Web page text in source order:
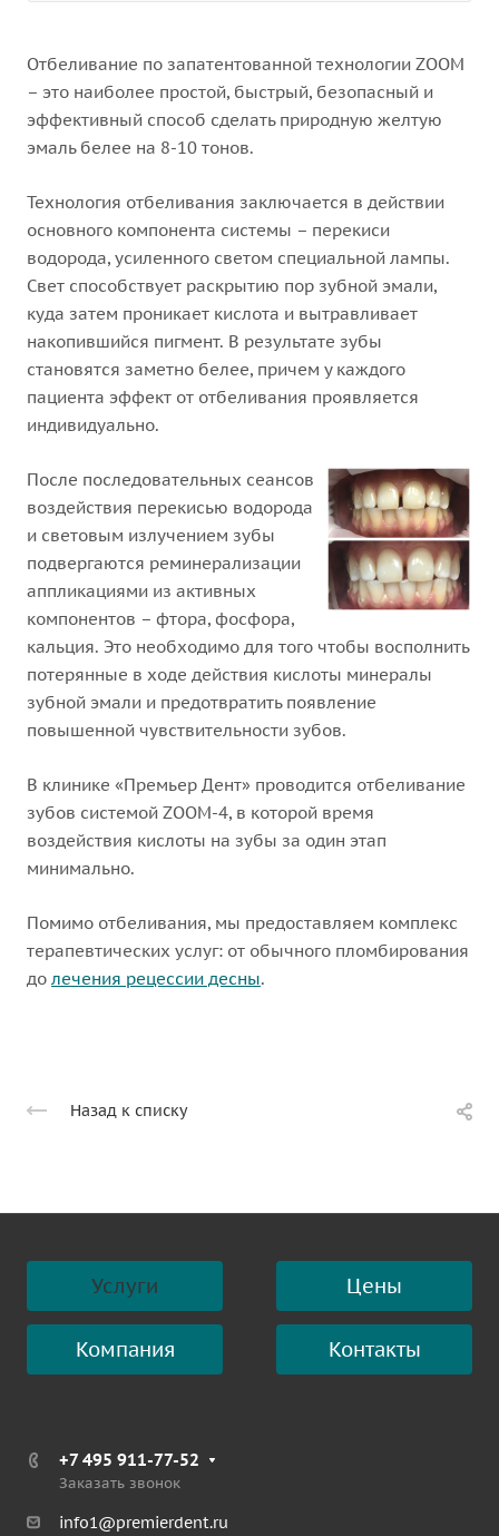
Отбеливание по запатентованной технологии ZOOM
– это наиболее простой, быстрый, безопасный и
эффективный способ сделать природную желтую
эмаль белее на 8-10 тонов.
Технология отбеливания заключается в действии
основного компонента системы – перекиси
водорода, усиленного светом специальной лампы.
Свет способствует раскрытию пор зубной эмали,
куда затем проникает кислота и вытравливает
накопившийся пигмент. В результате зубы
становятся заметно белее, причем у каждого
пациента эффект от отбеливания проявляется
индивидуально.
После последовательных сеансов
воздействия перекисью водорода
и световым излучением зубы
подвергаются реминерализации
аппликациями из активных
компонентов – фтора, фосфора,
кальция. Это необходимо для того чтобы восполнить
потерянные в ходе действия кислоты минералы
зубной эмали и предотвратить появление
повышенной чувствительности зубов.
В клинике «Премьер Дент» проводится отбеливание
зубов системой ZOOM-4, в которой время
воздействия кислоты на зубы за один этап
минимально.
Помимо отбеливания, мы предоставляем комплекс
терапевтических услуг: от обычного пломбирования
до лечения рецессии десны.
Назад к списку
Услуги Цены
Компания Контакты
+7 495 911-77-52
Заказать звонок
info1@premierdent.ru